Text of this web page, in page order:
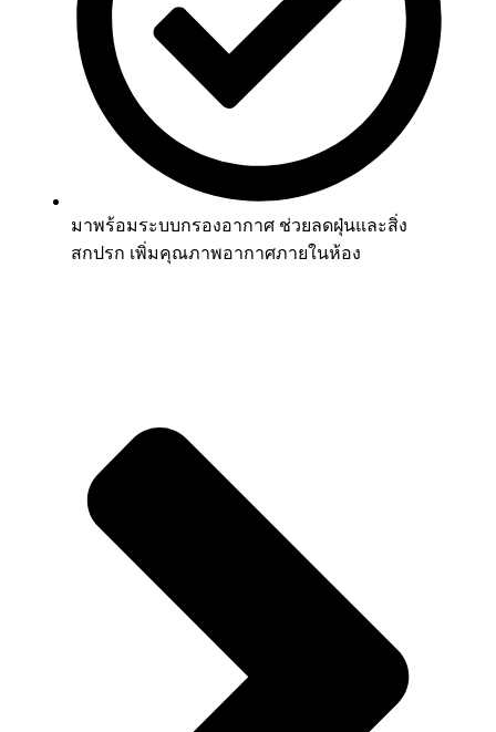
มาพร้อมระบบกรองอากาศ ช่วยลดฝุ่นและสิ่ง
สกปรก เพิ่มคุณภาพอากาศภายในห้อง